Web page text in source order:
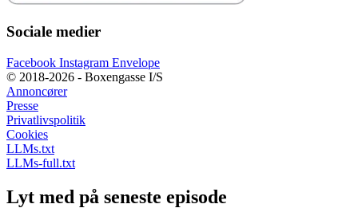
Sociale medier
Facebook Instagram Envelope
© 2018-2026 - Boxengasse I/S
Annoncører
Presse
Privatlivspolitik
Cookies
LLMs.txt
LLMs-full.txt
Lyt med på seneste episode